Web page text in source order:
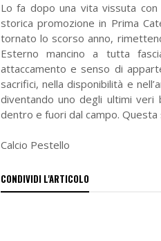
Lo fa dopo una vita vissuta
storica promozione in Prima
tornato lo scorso anno,
Esterno mancino a tutta
attaccamento e senso di
sacrifici, nella disponibilità e
diventando uno degli ultimi veri
dentro e fuori dal campo. Questa
Calcio Pestello
CONDIVIDI L'ARTICOLO